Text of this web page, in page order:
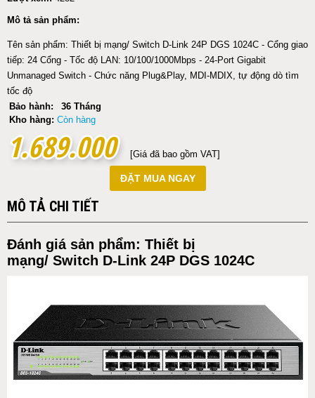
Mô tả sản phẩm:
Tên sản phẩm: Thiết bị mạng/ Switch D-Link 24P DGS 1024C - Cổng giao
tiếp: 24 Cổng - Tốc độ LAN: 10/100/1000Mbps - 24-Port Gigabit
Unmanaged Switch - Chức năng Plug&Play, MDI-MDIX, tự động dò tìm
tốc độ
Bảo hành:
36 Tháng
Kho hàng: Còn hàng
1.689.000
1.689.000 [Giá đã bao gồm VAT]
ĐẶT MUA NGAY
MÔ TẢ CHI TIẾT
Đánh giá sản phẩm: Thiết bị
mạng/ Switch D-Link 24P DGS 1024C